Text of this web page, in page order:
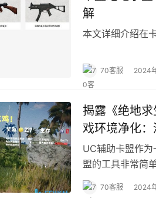
解
本文详细介绍在
70客服 2024
揭露《绝地
戏环境净化
UC辅助卡盟作
盟的工具非常简
助平台。
70客服 2024